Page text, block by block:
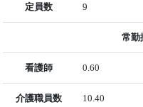
定員数 9
常勤
看護師 0.60
介護職員数 10.40